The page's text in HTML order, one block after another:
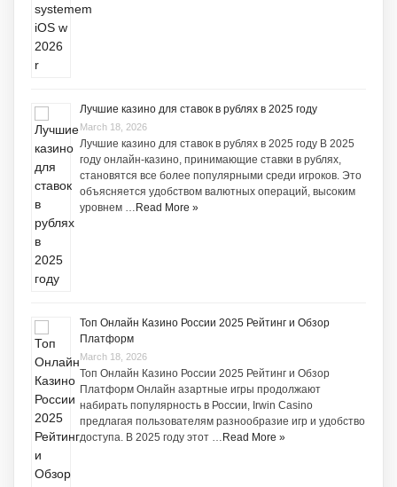
Лучшие казино для ставок в рублях в 2025 году
March 18, 2026
Лучшие казино для ставок в рублях в 2025 году В 2025
году онлайн-казино, принимающие ставки в рублях,
становятся все более популярными среди игроков. Это
объясняется удобством валютных операций, высоким
уровнем … Read More »
Топ Онлайн Казино России 2025 Рейтинг и Обзор
Платформ
March 18, 2026
Топ Онлайн Казино России 2025 Рейтинг и Обзор
Платформ Онлайн азартные игры продолжают
набирать популярность в России, Irwin Casino
предлагая пользователям разнообразие игр и удобство
доступа. В 2025 году этот … Read More »